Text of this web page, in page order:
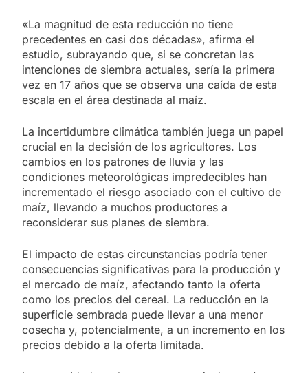
«La magnitud de esta reducción no tiene
precedentes en casi dos décadas», afirma el
estudio, subrayando que, si se concretan las
intenciones de siembra actuales, sería la primera
vez en 17 años que se observa una caída de esta
escala en el área destinada al maíz.
La incertidumbre climática también juega un papel
crucial en la decisión de los agricultores. Los
cambios en los patrones de lluvia y las
condiciones meteorológicas impredecibles han
incrementado el riesgo asociado con el cultivo de
maíz, llevando a muchos productores a
reconsiderar sus planes de siembra.
El impacto de estas circunstancias podría tener
consecuencias significativas para la producción y
el mercado de maíz, afectando tanto la oferta
como los precios del cereal. La reducción en la
superficie sembrada puede llevar a una menor
cosecha y, potencialmente, a un incremento en los
precios debido a la oferta limitada.